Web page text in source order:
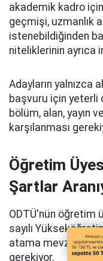
akademik kadro
geçmişi, uzmanlık
istenebildiğinden
niteliklerinin ayrıca
Adayların yalnızca
başvuru için yeterli
bölüm, alan, yayın
karşılanması
Öğretim
Şartlar
ODTÜ'nün öğretim
sayılı
atama
gerekiyor.